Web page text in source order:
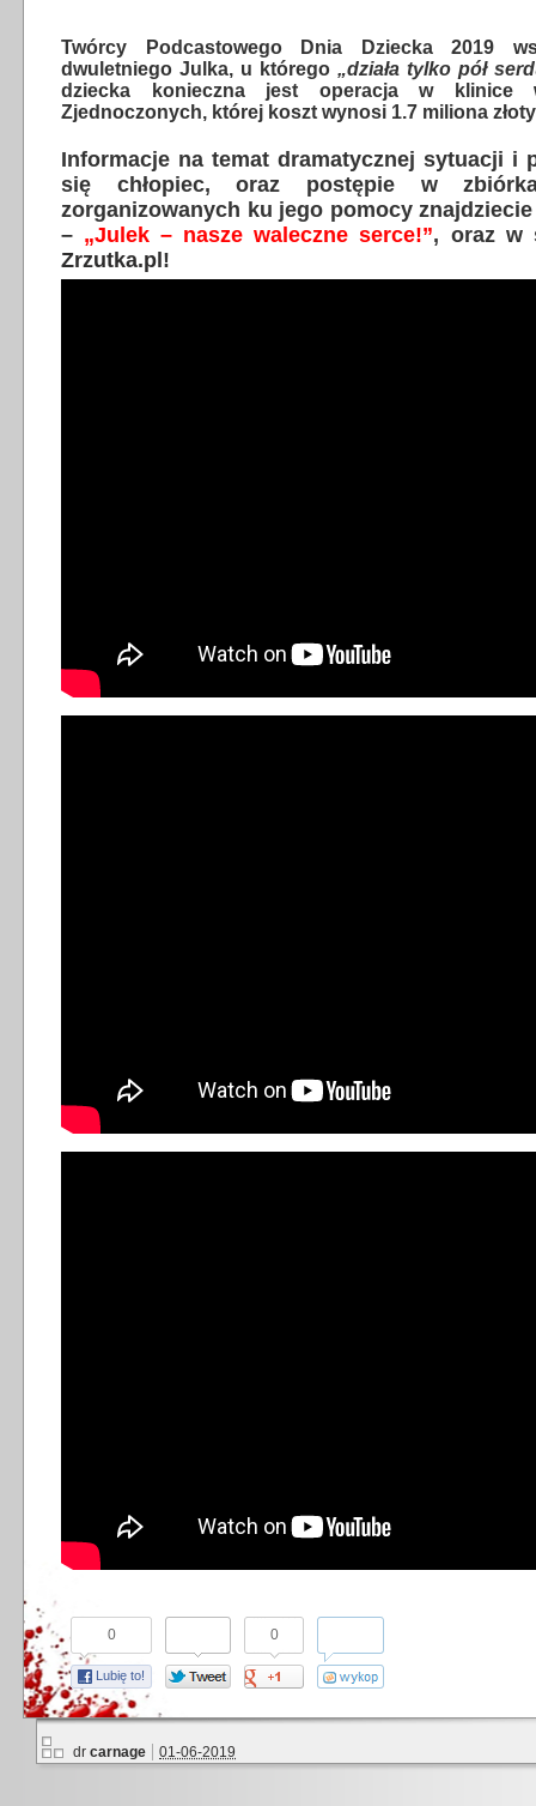
Twórcy Podcastowego Dnia Dziecka 2019
dwuletniego Julka, u którego „działa tylko pół
dziecka konieczna jest operacja w
Zjednoczonych, której koszt wynosi 1.7 miliona
Informacje na temat dramatycznej sytuacji i
się chłopiec, oraz postępie w
zorganizowanych ku jego pomocy
– „Julek – nasze waleczne serce!”, oraz w
Zrzutka.pl!
0
Lubię to!
0
dr carnage 01-06-2019